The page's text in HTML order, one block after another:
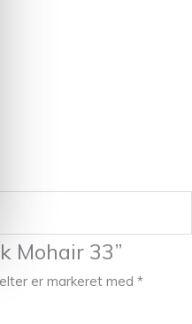
Mohair 33”
er markeret med *